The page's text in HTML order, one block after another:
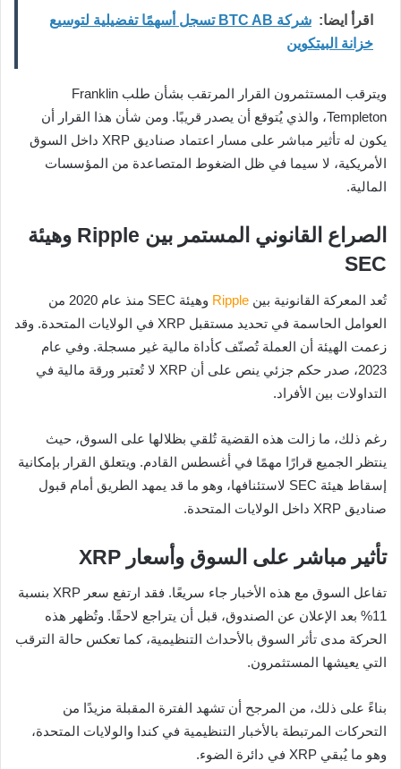
اقرأ ايضا:
شركة BTC AB تسجل أسهمًا تفضيلية لتوسيع
خزانة البيتكوين
ويترقب المستثمرون القرار المرتقب بشأن طلب Franklin
Templeton، والذي يُتوقع أن يصدر قريبًا. ومن شأن هذا القرار أن
يكون له تأثير مباشر على مسار اعتماد صناديق XRP داخل السوق
الأمريكية، لا سيما في ظل الضغوط المتصاعدة من المؤسسات
المالية.
الصراع القانوني المستمر بين Ripple وهيئة
SEC
تُعد المعركة القانونية بين Ripple
وهيئة SEC منذ عام 2020 من
العوامل الحاسمة في تحديد مستقبل XRP في الولايات المتحدة. وقد
زعمت الهيئة أن العملة تُصنّف كأداة مالية غير مسجلة. وفي عام
2023، صدر حكم جزئي ينص على أن XRP لا تُعتبر ورقة مالية في
التداولات بين الأفراد.
رغم ذلك، ما زالت هذه القضية تُلقي بظلالها على السوق، حيث
ينتظر الجميع قرارًا مهمًا في أغسطس القادم. ويتعلق القرار بإمكانية
إسقاط هيئة SEC لاستئنافها، وهو ما قد يمهد الطريق أمام قبول
صناديق XRP داخل الولايات المتحدة.
تأثير مباشر على السوق وأسعار XRP
تفاعل السوق مع هذه الأخبار جاء سريعًا. فقد ارتفع سعر XRP بنسبة
11% بعد الإعلان عن الصندوق، قبل أن يتراجع لاحقًا. وتُظهر هذه
الحركة مدى تأثر السوق بالأحداث التنظيمية، كما تعكس حالة الترقب
التي يعيشها المستثمرون.
بناءً على ذلك، من المرجح أن تشهد الفترة المقبلة مزيدًا من
التحركات المرتبطة بالأخبار التنظيمية في كندا والولايات المتحدة،
وهو ما يُبقي XRP في دائرة الضوء.